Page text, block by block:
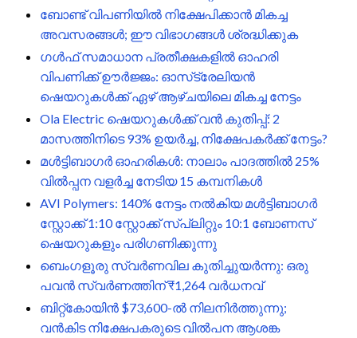
ബോണ്ട് വിപണിയിൽ നിക്ഷേപിക്കാൻ മികച്ച
അവസരങ്ങൾ; ഈ വിഭാഗങ്ങൾ ശ്രദ്ധിക്കുക
ഗൾഫ് സമാധാന പ്രതീക്ഷകളിൽ ഓഹരി
വിപണിക്ക് ഊർജ്ജം: ഓസ്‌ട്രേലിയൻ
ഷെയറുകൾക്ക് ഏഴ് ആഴ്ചയിലെ മികച്ച നേട്ടം
Ola Electric ഷെയറുകൾക്ക് വൻ കുതിപ്പ്: 2
മാസത്തിനിടെ 93% ഉയർച്ച, നിക്ഷേപകർക്ക് നേട്ടം?
മൾട്ടിബാഗർ ഓഹരികൾ: നാലാം പാദത്തിൽ 25%
വിൽപ്പന വളർച്ച നേടിയ 15 കമ്പനികൾ
AVI Polymers: 140% നേട്ടം നൽകിയ മൾട്ടിബാഗർ
സ്റ്റോക്ക് 1:10 സ്റ്റോക്ക് സ്പ്ലിറ്റും 10:1 ബോണസ്
ഷെയറുകളും പരിഗണിക്കുന്നു
ബെംഗളൂരു സ്വർണവില കുതിച്ചുയർന്നു: ഒരു
പവൻ സ്വർണത്തിന് ₹1,264 വർധനവ്
ബിറ്റ്കോയിൻ $73,600-ൽ നിലനിർത്തുന്നു;
വൻകിട നിക്ഷേപകരുടെ വിൽപന ആശങ്ക